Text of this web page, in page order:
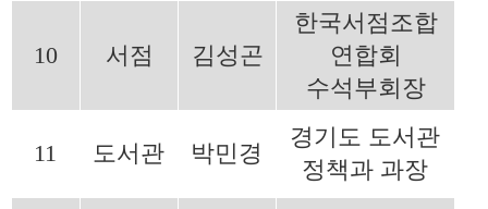
10 서점 김성곤
한국서점조합
연합회
수석부회장
11 도서관 박민경
경기도 도서관
정책과 과장